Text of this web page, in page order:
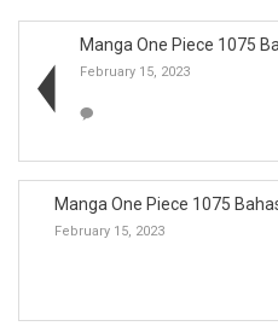
February 15, 2023
February 15, 2023